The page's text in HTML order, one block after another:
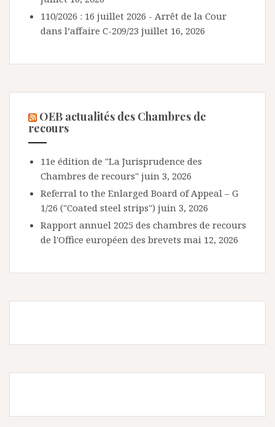
110/2026 : 16 juillet 2026 - Arrêt de la Cour
dans l’affaire C-209/23 juillet 16, 2026
OEB actualités des Chambres de
recours
11e édition de "La Jurisprudence des
Chambres de recours" juin 3, 2026
Referral to the Enlarged Board of Appeal – G
1/26 ("Coated steel strips") juin 3, 2026
Rapport annuel 2025 des chambres de recours
de l'Office européen des brevets mai 12, 2026